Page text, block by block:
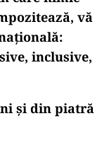
vă
inclusive,
și din piatră